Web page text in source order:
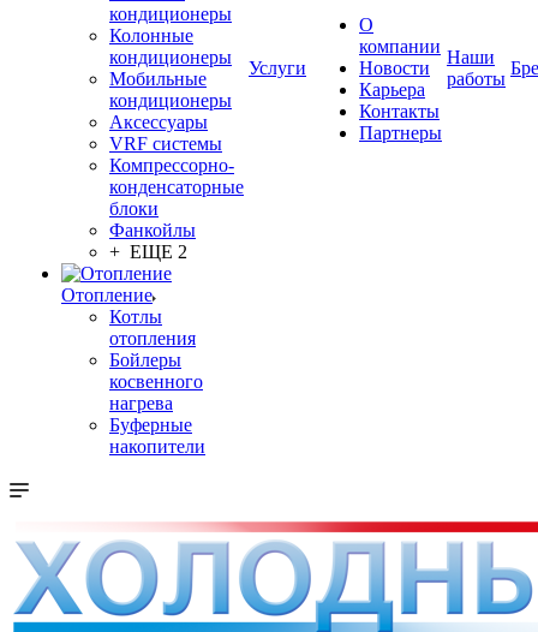
кондиционеры
Колонные
кондиционеры
Мобильные
кондиционеры
Аксессуары
VRF системы
Компрессорно-
конденсаторные
блоки
Фанкойлы
+ ЕЩЕ 2
Отопление
Котлы
отопления
Бойлеры
косвенного
нагрева
Буферные
накопители
Услуги
О
компании
Новости
Карьера
Контакты
Партнеры
Наши
работы